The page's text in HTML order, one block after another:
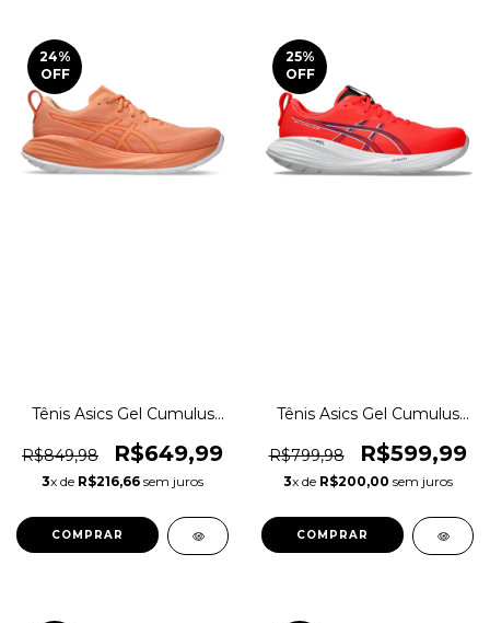
24%
OFF
Tênis Asics Gel Cumulus
1magnus
R$849,98 R$649,99
3x de R$216,66 sem juros
COMPRAR
25%
OFF
Tênis Asics Gel Cumulus
1magnus
R$799,98 R$599,99
3x de R$200,00 sem juros
COMPRAR